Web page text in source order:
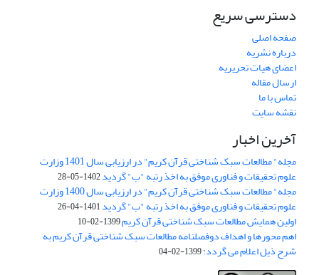
دسترسی سریع
صفحه اصلی
درباره نشریه
اعضای هیات تحریریه
ارسال مقاله
تماس با ما
نقشه سایت
آخرین اخبار
مجله" مطالعات سبک شناختی قرآن کریم" در ارزیابی سال 1401 وزارت
علوم تحقیقات و فناوری موفق به اخذ رتبه "ب" گردید1402-05-28
مجله" مطالعات سبک شناختی قرآن کریم" در ارزیابی سال 1400 وزارت
علوم تحقیقات و فناوری موفق به اخذ رتبه "ب" گردید1401-04-26
اولین همایش مطالعات سبک شناختی قرآن کریم1399-02-10
اهم محورها و اهداف دوفصلنامه مطالعات سبک شناختی قرآن کریم به
شرح ذیل اعلام می گردد:1399-02-04